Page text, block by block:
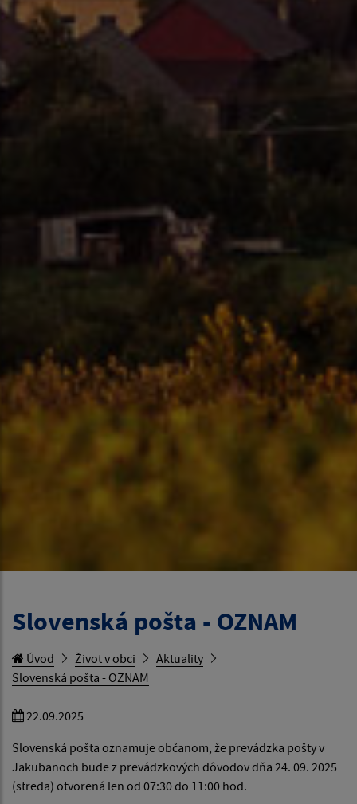
Slovenská pošta - OZNAM
Úvod Život v obci
Aktuality
Slovenská pošta - OZNAM
22.09.2025
Slovenská pošta oznamuje občanom, že prevádzka pošty v
Jakubanoch bude z prevádzkových dôvodov dňa 24. 09. 2025
(streda) otvorená len od 07:30 do 11:00 hod.